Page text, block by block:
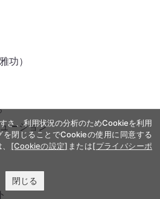
功）
ーション
さ、利用状況の分析のためCookieを利用
を閉じることでCookieの使用に同意する
[Cookieの設定] または[プライバシーポ
閉じる